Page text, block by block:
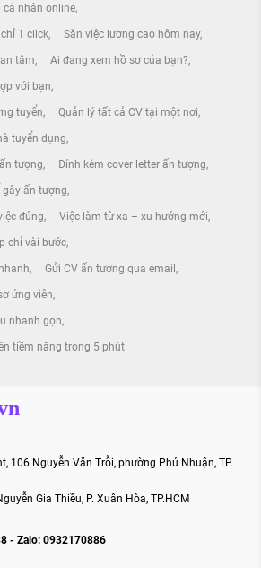
cá nhân online
1 click Săn việc lương cao hôm nay
tâm Ai đang xem hồ sơ của bạn?
với bạn
tuyển Quản lý tất cả CV tại một nơi
tuyển dụng
tượng Đính kèm cover letter ấn tượng
gây ấn tượng
đúng Việc làm từ xa – xu hướng mới
chỉ vài bước
Gửi CV ấn tượng qua email
ứng viên
nhanh gọn
tiềm năng trong 5 phút
106 Nguyễn Văn Trỗi, phường Phú Nhuận, TP.
Gia Thiều, P. Xuân Hòa, TP.HCM
- Zalo: 0932170886